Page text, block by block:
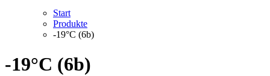
Start
Produkte
-19°C (6b)
-19°C (6b)